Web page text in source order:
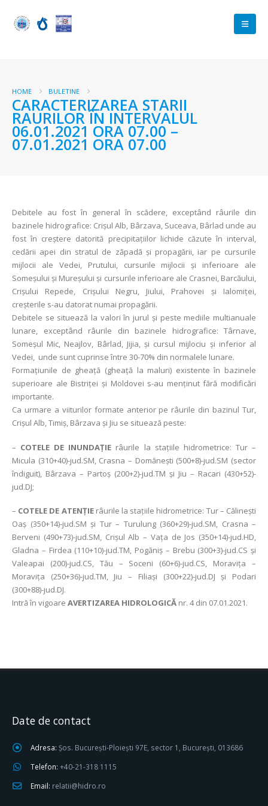
HOME BULETINE
CARACTERIZAREA STARII
RAURILOR ÎN INTERVALUL
06.01.2021 ORA 07.00 –
07.01.2021 ORA 07.00
Debitele au fost în general în scădere, exceptând râurile din
bazinele hidrografice: Crișul Alb, Bârzava, Suceava, Bârlad unde au
fost în creștere datorită precipitațiilor lichide căzute în interval,
cedării apei din stratul de zăpadă şi propagării, iar pe cursurile
mijlocii ale Vedei, Prutului, cursurile mijlocii și inferioare ale
Someșului și Mureșului și cursurile inferioare ale Crasnei, Barcăului,
Crișului Repede, Crișului Negru, Jiului, Prahovei și Ialomiței,
creșterile s-au datorat numai propagării.
Debitele se situează la valori în jurul și peste mediile multianuale
lunare, exceptând râurile din bazinele hidrografice: Târnave,
Someșul Mic, Neajlov, Bârlad, Jijia, și cursul mijlociu și inferior al
Vedei, unde sunt cuprinse între 30-70% din normalele lunare.
Formaţiunile de gheaţă (gheaţă la maluri) existente în bazinele
superioare ale Bistriţei și Moldovei s-au menținut fără modificări
importante.
Ca urmare a viiturilor formate anterior pe râurile din bazinul Tur,
Crișul Alb, Timiș, Bârzava și Jiu se situează peste:
– COTELE DE INUNDAȚIE râurile la stațiile hidrometrice: Tur –
Micula (310+40)-jud.SM, Crasna – Domănești (500+8)-jud.SM (sector
îndiguit), Bârzava – Partoș (200+2)-jud.TM și Jiu – Racari (430+52)-
jud.DJ;
– COTELE DE ATENȚIErâurile la stațiile hidrometrice: Tur – Călinești
Oaș (350+14)-jud.SM și Tur – Turulung (360+29)-jud.SM, Crasna –
Berveni (490+73)-jud.SM, Crișul Alb – Vața de Jos (350+14)-jud.HD,
Gladna – Firdea (110+10)-jud.TM, Pogăniș – Brebu (300+3)-jud.CS și
Valeapai (200)-jud.CS, Tău – Soceni (60+6)-jud.CS, Moravița –
Moravița (250+36)-jud.TM, Jiu – Filiași (300+22)-jud.DJ și Podari
(300+88)-jud.DJ.
Intră în vigoare AVERTIZAREA HIDROLOGICĂ nr. 4 din 07.01.2021.
Date de contact
Adresa: Șos. București-Ploiești 97E, sector 1, București, 013686
Telefon: +40-21-318 1115
Email: relatii@hidro.ro